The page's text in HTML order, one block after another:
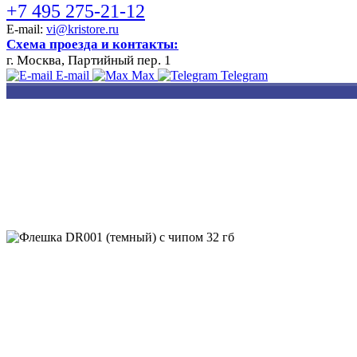
+7 495 275-21-12
E-mail: vi@kristore.ru
Схема проезда и контакты:
г. Москва, Партийный пер. 1
E-mail Max Telegram